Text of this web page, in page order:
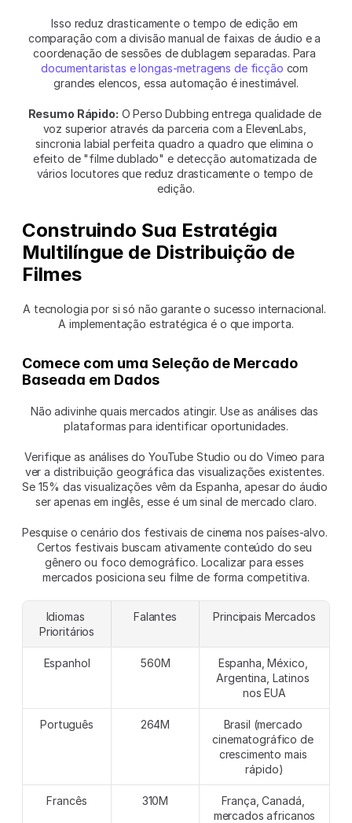
Isso reduz drasticamente o tempo de edição em
comparação com a divisão manual de faixas de áudio e a
documentaristas e longas-metragens de ficção com
grandes elencos, essa automação é inestimável.
Resumo Rápido: O Perso Dubbing entrega qualidade de
voz superior através da parceria com a ElevenLabs,
sincronia labial perfeita quadro a quadro que elimina o
efeito de "filme dublado" e detecção automatizada de
vários locutores que reduz drasticamente o tempo de
edição.
Construindo Sua Estratégia
Multilíngue de Distribuição de
Filmes
A tecnologia por si só não garante o sucesso internacional.
A implementação estratégica é o que importa.
Comece com uma Seleção de Mercado
Baseada em Dados
Não adivinhe quais mercados atingir. Use as análises das
plataformas para identificar oportunidades.
Verifique as análises do YouTube Studio ou do Vimeo para
ver a distribuição geográfica das visualizações existentes.
Se 15% das visualizações vêm da Espanha, apesar do áudio
ser apenas em inglês, esse é um sinal de mercado claro.
Pesquise o cenário dos festivais de cinema nos países-alvo.
Certos festivais buscam ativamente conteúdo do seu
gênero ou foco demográfico. Localizar para esses
mercados posiciona seu filme de forma competitiva.
Idiomas
Prioritários
Falantes Principais Mercados
Espanhol 560M
Espanha, México,
Argentina, Latinos
nos EUA
Português 264M
Brasil (mercado
cinematográfico de
crescimento mais
rápido)
Francês 310M
França, Canadá,
mercados africanos